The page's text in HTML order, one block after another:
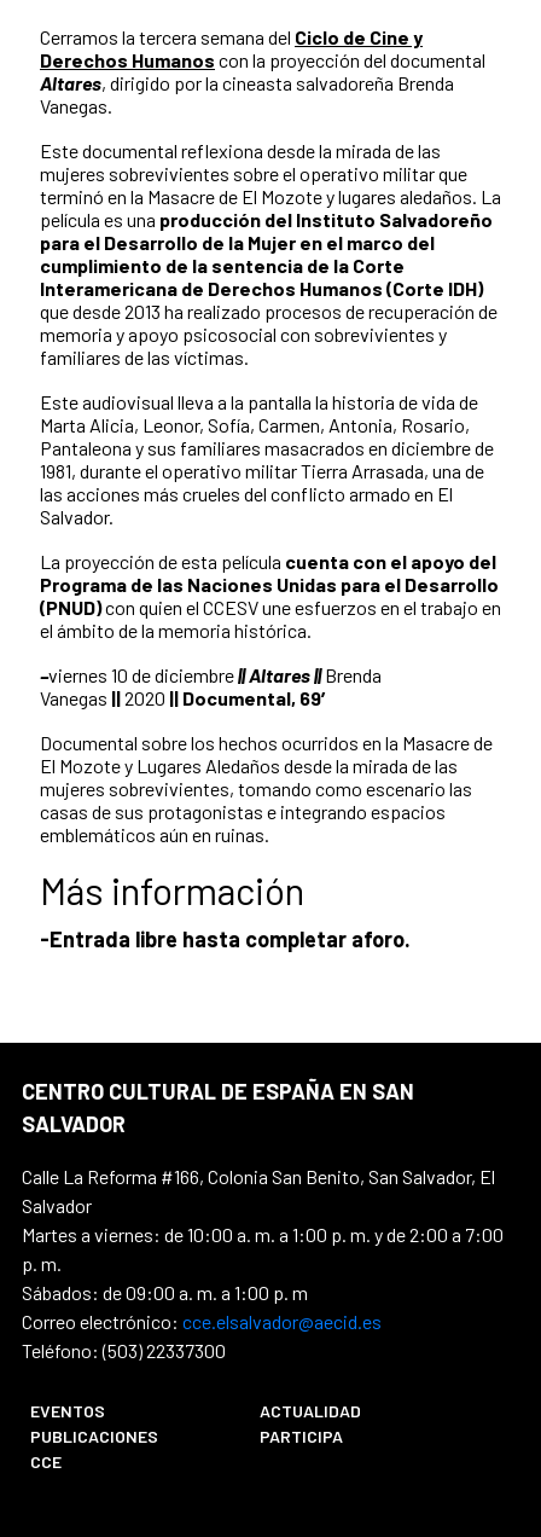
Cerramos la tercera semana del Ciclo de Cine y
Derechos Humanos con la proyección del documental
Altares, dirigido por la cineasta salvadoreña Brenda
Vanegas.
Este documental reflexiona desde la mirada de las
mujeres sobrevivientes sobre el operativo militar que
terminó en la Masacre de El Mozote y lugares aledaños. La
película es una producción del Instituto Salvadoreño
para el Desarrollo de la Mujer en el marco del
cumplimiento de la sentencia de la Corte
Interamericana de Derechos Humanos (Corte IDH)
que desde 2013 ha realizado procesos de recuperación de
memoria y apoyo psicosocial con sobrevivientes y
familiares de las víctimas.
Este audiovisual lleva a la pantalla la historia de vida de
Marta Alicia, Leonor, Sofía, Carmen, Antonia, Rosario,
Pantaleona y sus familiares masacrados en diciembre de
1981, durante el operativo militar Tierra Arrasada, una de
las acciones más crueles del conflicto armado en El
Salvador.
La proyección de esta película cuenta con el apoyo del
Programa de las Naciones Unidas para el Desarrollo
(PNUD)con quien el CCESV une esfuerzos en el trabajo en
el ámbito de la memoria histórica.
–viernes 10 de diciembre|| Altares ||Brenda
Vanegas ||2020 || Documental, 69′
Documental sobre los hechos ocurridos en la Masacre de
El Mozote y Lugares Aleda­ños desde la mirada de las
mujeres sobrevivientes, tomando como escenario las
casas de sus protagonistas e integrando espacios
emblemáticos aún en ruinas.
Más información
-Entrada libre hasta completar aforo.
CENTRO CULTURAL DE ESPAÑA EN SAN
SALVADOR
Calle La Reforma #166, Colonia San Benito, San Salvador, El
Salvador
Martes a viernes: de 10:00 a. m. a 1:00 p. m. y de 2:00 a 7:00
p. m.
Sábados: de 09:00 a. m. a 1:00 p. m
Correo electrónico: cce.elsalvador@aecid.es
Teléfono: (503) 22337300
EVENTOS
ACTUALIDAD
PUBLICACIONES
PARTICIPA
CCE